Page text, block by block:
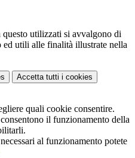
utilizzati si avvalgono di
ed utili alle finalità illustrate nella
Accetta tutti i cookies
quali cookie consentire.
il funzionamento della
al funzionamento potete